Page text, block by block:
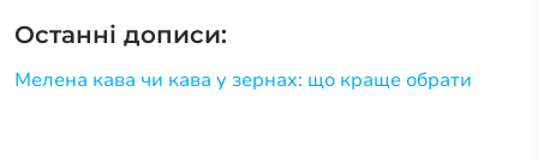
Останні дописи:
Мелена кава чи кава у зернах: що краще обрати